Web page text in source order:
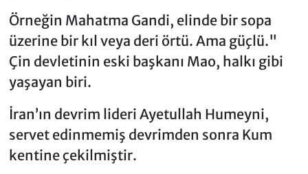
Örneğin Mahatma Gandi, elinde bir sopa
üzerine bir kıl veya deri örtü. Ama güçlü."
Çin devletinin eski başkanı Mao, halkı gibi
yaşayan biri.
İran’ın devrim lideri Ayetullah Humeyni,
servet edinmemiş devrimden sonra Kum
kentine çekilmiştir.